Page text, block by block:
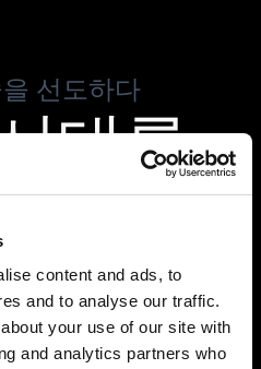
content and ads, to
and to analyse our traffic.
your use of our site with
and analytics partners who
선도하다
대를
기술